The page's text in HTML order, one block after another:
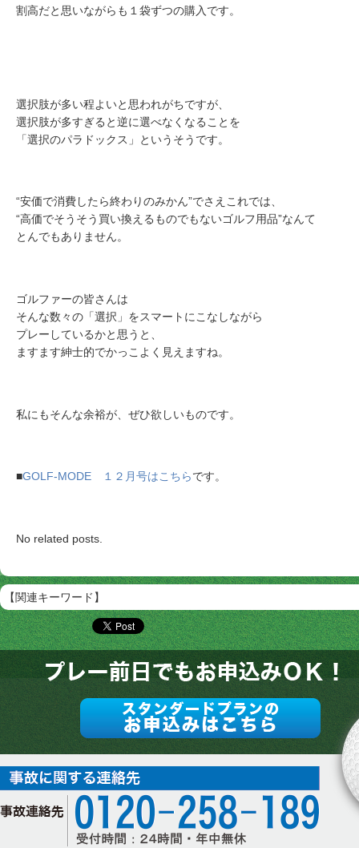
割高だと思いながらも１袋ずつの購入です。
選択肢が多い程よいと思われがちですが、
選択肢が多すぎると逆に選べなくなることを
「選択のパラドックス」というそうです。
“安価で消費したら終わりのみかん”でさえこれでは、
“高価でそうそう買い換えるものでもないゴルフ用品”なんて
とんでもありません。
ゴルファーの皆さんは
そんな数々の「選択」をスマートにこなしながら
プレーしているかと思うと、
ますます紳士的でかっこよく見えますね。
私にもそんな余裕が、ぜひ欲しいものです。
■GOLF-MODE １２月号はこちらです。
No related posts.
【関連キーワード】